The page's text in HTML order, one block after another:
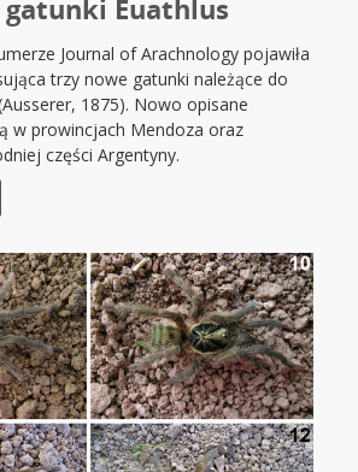
Euathlus
Journal of Arachnology pojawiła
trzy nowe gatunki należące do
1875). Nowo opisane
w prowincjach Mendoza oraz
części Argentyny.